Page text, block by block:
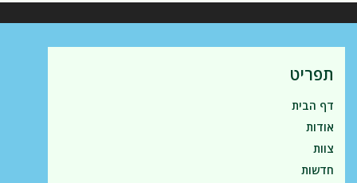
תפריט
דף הבית
אודות
צוות
חדשות